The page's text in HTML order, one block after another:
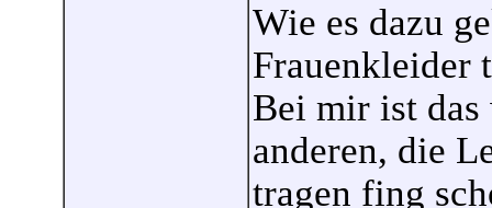
Wie es dazu
Frauenkleider
Bei mir ist
anderen, die
tragen fing